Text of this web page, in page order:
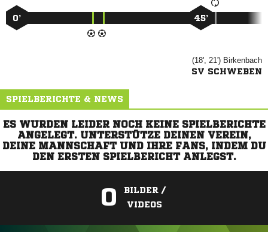
0’ 45’
(18', 21') 
SV SCHWEBEN
SPIELBERICHTE & NEWS
ES WURDEN LEIDER NOCH KEINE SPIELBERICHTE
ANGELEGT. UNTERSTÜTZE DEINEN VEREIN,
DEINE MANNSCHAFT UND IHRE FANS, INDEM DU
DEN ERSTEN SPIELBERICHT ANLEGST.
0
BILDER /
VIDEOS